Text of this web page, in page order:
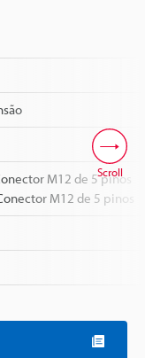
M12 de 5 pinos
M12 de 5 pinos
Scroll